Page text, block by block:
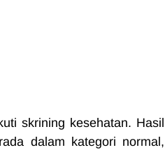
skrining kesehatan. Hasil
dalam kategori normal,